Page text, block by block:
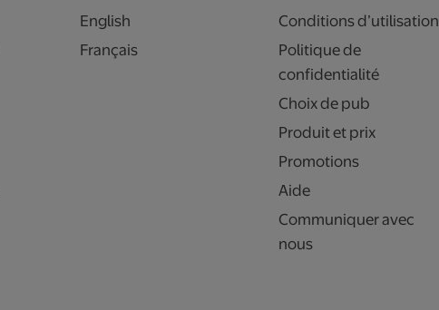
English
Français
Conditions d’utilisation
Politique de
confidentialité
Choix de pub
Produit et prix
Promotions
Aide
Communiquer avec
nous